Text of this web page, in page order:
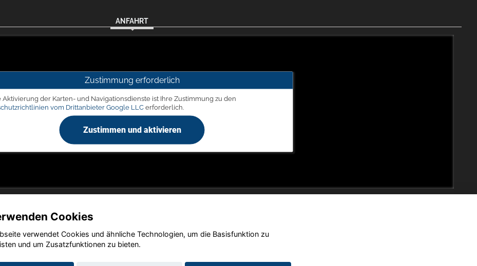
ANFAHRT
Zustimmung erforderlich
Aktivierung der Karten- und Navigationsdienste ist Ihre Zustimmung zu den
vom Drittanbieter Google LLCerforderlich.
Zustimmen und aktivieren
Copyright © 2026. LIEGERT & BÖSKEN Automobile
Cookies
verwendet Cookies und ähnliche Technologien, um die Basisfunktion zu
und um Zusatzfunktionen zu bieten.